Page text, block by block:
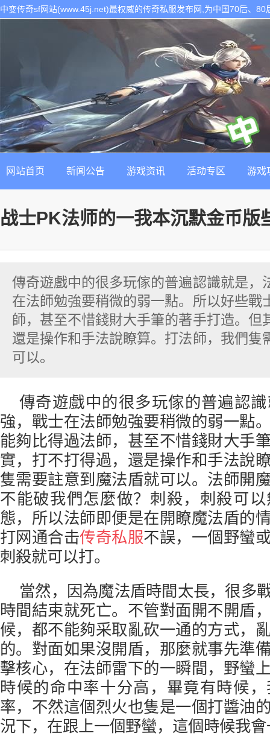
中变传奇sf网站(www.45j.net)最权威的传奇私服发布网,为中国70后、
网站首页 新闻公告 游戏资讯 活动专区 游戏
战士PK法师的一我本沉默金币版
傳奇遊戲中的很多玩傢的普遍認識就是，
在法師勉強要稍微的弱一點。所以好些戰
師，甚至不惜錢財大手筆的著手打造。但
還是操作和手法說瞭算。打法師，我們隻
可以。
傳奇遊戲中的很多玩傢的普遍認
強，戰士在法師勉強要稍微的弱一點
能夠比得過法師，甚至不惜錢財大手
實，打不打得過，還是操作和手法說
隻需要註意到魔法盾就可以。法師開
不能破我們怎麼做？刺殺，刺殺可
態，所以法師即便是在開瞭魔法盾的
打网通合击传奇私服不誤，一個野蠻
刺殺就可以打。
當然，因為魔法盾時間太長，很多
時間結束就死亡。不管對面開不開盾
候，都不能夠采取亂砍一通的方式，
的。對面如果沒開盾，那麼就事先準
擊核心，在法師雷下的一瞬間，野蠻
時候的命中率十分高，畢竟有時候
率，不然這個烈火也隻是一個打醬油
況下，在跟上一個野蠻，這個時候我